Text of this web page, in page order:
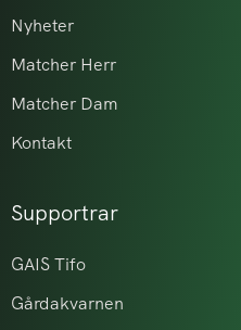
Nyheter
Matcher Herr
Matcher Dam
Kontakt
Supportrar
GAIS Tifo
Gårdakvarnen